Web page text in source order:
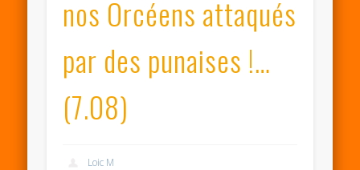
nos Orcéens attaqués
par des punaises !…
(7.08)
Loic M